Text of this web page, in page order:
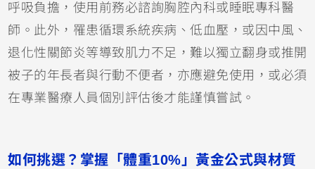
呼吸負擔，使用前務必諮詢胸腔內科或睡眠專科醫
師。此外，罹患循環系統疾病、低血壓，或因中風、
退化性關節炎等導致肌力不足，難以獨立翻身或推開
被子的年長者與行動不便者，亦應避免使用，或必須
在專業醫療人員個別評估後才能謹慎嘗試。
如何挑選？掌握「體重10%」黃金公式與材質